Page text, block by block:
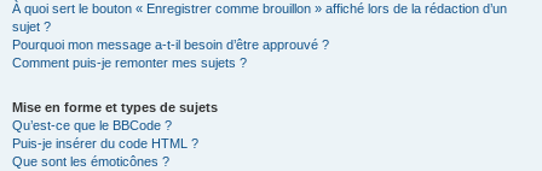
À quoi sert le bouton « Enregistrer comme brouillon » affiché lors de la rédaction d’un
sujet ?
Pourquoi mon message a-t-il besoin d’être approuvé ?
Comment puis-je remonter mes sujets ?
Mise en forme et types de sujets
Qu’est-ce que le BBCode ?
Puis-je insérer du code HTML ?
Que sont les émoticônes ?